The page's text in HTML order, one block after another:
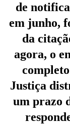
de
em junho,
da
agora, o
Justiça
um prazo